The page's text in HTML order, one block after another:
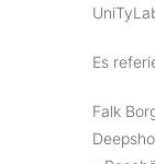
Es
Falk